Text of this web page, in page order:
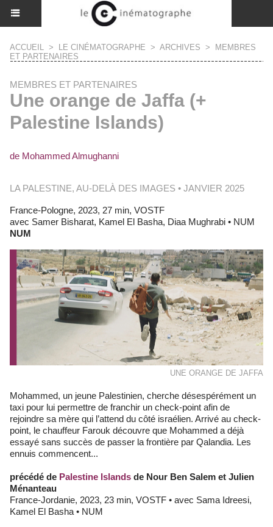
ACCUEIL > LE CINÉMATOGRAPHE > ARCHIVES >
MEMBRES
ET PARTENAIRES
MEMBRES ET PARTENAIRES
Une orange de Jaffa (+
Palestine Islands)
de Mohammed Almughanni
LA PALESTINE, AU-DELÀ DES IMAGES • JANVIER 2025
France-Pologne, 2023, 27 min, VOSTF
avec Samer Bisharat, Kamel El Basha, Diaa Mughrabi • NUM
NUM
UNE ORANGE DE JAFFA
Mohammed, un jeune Palestinien, cherche désespérément un
taxi pour lui permettre de franchir un check-point afin de
rejoindre sa mère qui l’attend du côté israélien. Arrivé au check-
point, le chauffeur Farouk découvre que Mohammed a déjà
essayé sans succès de passer la frontière par Qalandia. Les
ennuis commencent...
précédé de Palestine Islands de Nour Ben Salem et Julien
Ménanteau
France-Jordanie, 2023, 23 min, VOSTF • avec Sama Idreesi,
Kamel El Basha • NUM